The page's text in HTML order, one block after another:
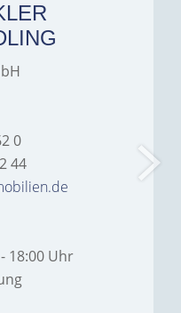
0
44
18:00 Uhr